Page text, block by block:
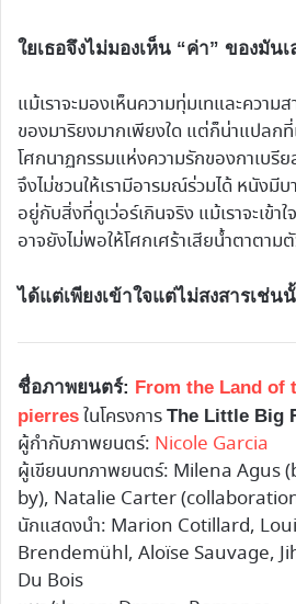
ใยเธอจึงไม่มองเห็น “ค่า” ของมันเ
แม้เราจะมองเห็นความทุ่มเทและความ
ของมาริยงมากเพียงใด แต่ก็น่าแปลกที่
โศกนาฏกรรมแห่งความรักของกาเบรี
จึงไม่ชวนให้เรามีอารมณ์ร่วมได้ หนังมี
อยู่กับสิ่งที่ดูเว่อร์เกินจริง แม้เราจะเข้า
อาจยังไม่พอให้โศกเศร้าเสียน้ำตาตาม
ได้แต่เพียงเข้าใจแต่ไม่สงสารเช่น
ชื่อภาพยนตร์: From the Land of
pierres ในโครงการ The Little Big
ผู้กำกับภาพยนตร์: Nicole Garcia
ผู้เขียนบทภาพยนตร์: Milena Agus
by), Natalie Carter
นักแสดงนำ: Marion Cotillard,
Brendemühl, Aloïse Sauvage,
Du Bois